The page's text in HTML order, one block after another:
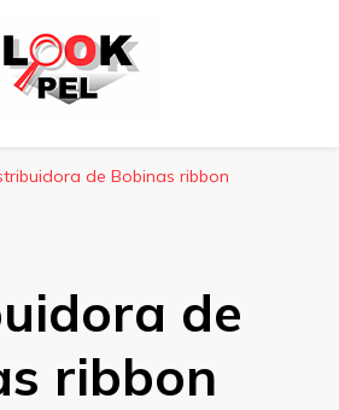
de Bobinas ribbon
de
ribbon